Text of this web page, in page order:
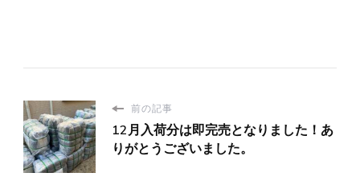
前の記事
12月入荷分は即完売となりました！あ
りがとうございました。